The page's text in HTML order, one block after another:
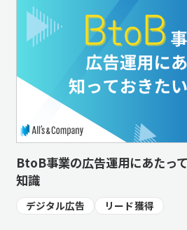
BtoB事業の広告運用にあたっ
知識
デジタル広告 リード獲得